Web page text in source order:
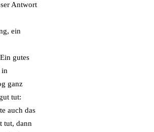
Antwort
ein
gutes
in
ganz
tut:
auch das
tut, dann